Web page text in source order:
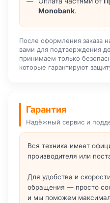
Monobank.
После оформления заказа
вами для подтверждения
принимаем только
которые гарантируют
Гарантия
Надёжный сервис и
Вся техника имеет
производителя или
Для удобства и
обращения — просто
и мы поможем